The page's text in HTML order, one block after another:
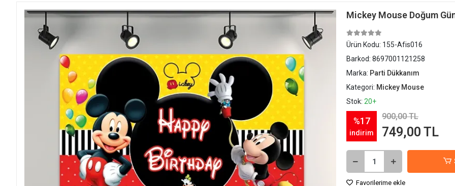
Mickey Mouse Doğum
Ürün Kodu: 155-Afis016
Barkod: 8697001121258
Marka: Parti Dükkanım
Kategori: Mickey Mouse
Stok: 20+
%17
indirim
900,00 TL
749,00 TL
Favorilerime ekle